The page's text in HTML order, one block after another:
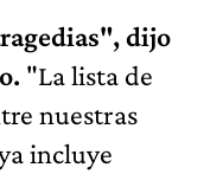
dijo
"La lista de
nuestras
incluye